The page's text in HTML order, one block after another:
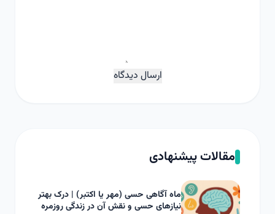
ارسال دیدگاه
مقالات پیشنهادی
ماه آگاهی حسی (مهر یا اکتبر) | درک بهتر
نیازهای حسی و نقش آن در زندگی روزمره